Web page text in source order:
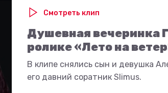
Смотреть клип
Душевная вечеринка
ролике «Лето на
В клипе снялись сын и девушка
его давний соратник Slimus.